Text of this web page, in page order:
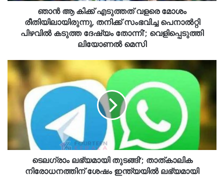
ഞാൻ ആ കിക്ക് എടുത്തത് വളരെ മോശം
രീതിയിലായിരുന്നു, തനിക്ക് സംഭവിച്ച പെനാൽറ്റി
പിഴവിൽ കടുത്ത ദേഷ്യം തോന്നി'; വെളിപ്പെടുത്തി
ലിയോണല്‍ മെസി
ടെലഗ്രാം ലഭ്യമായി തുടങ്ങി’; താത്കാലിക
നിരോധനത്തിന് ശേഷം ഇന്ത്യയിൽ ലഭ്യമായി